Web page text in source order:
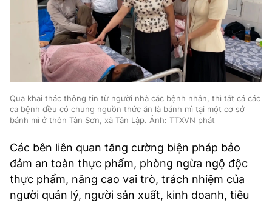
Qua khai thác thông tin từ người nhà các bệnh nhân, thì tất cả các
ca bệnh đều có chung nguồn thức ăn là bánh mì tại một cơ sở
bánh mì ở thôn Tân Sơn, xã Tân Lập. Ảnh: TTXVN phát
Các bên liên quan tăng cường biện pháp bảo
đảm an toàn thực phẩm, phòng ngừa ngộ độc
thực phẩm, nâng cao vai trò, trách nhiệm của
người quản lý, người sản xuất, kinh doanh, tiêu